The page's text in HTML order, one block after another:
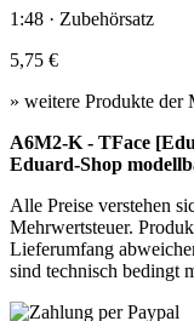
1:48 · Zubehörsatz
5,75 €
» weitere Produkte der
A6M2-K - TFace
Eduard-Shop
Alle Preise verstehen
Mehrwertsteuer.
Lieferumfang
sind technisch bedingt